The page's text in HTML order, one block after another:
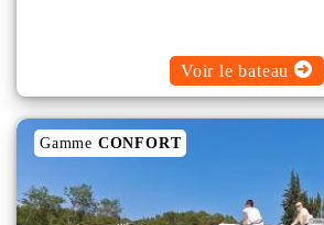
Voir le bateau
Gamme CONFORT